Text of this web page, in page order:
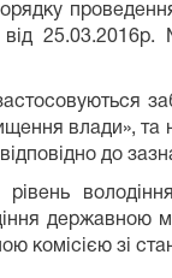
25.03.2016р.
влади»,
до
державною
комісією зі